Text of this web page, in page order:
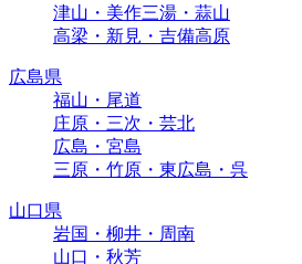
津山・美作三湯・蒜山
高梁・新見・吉備高原
広島県
福山・尾道
庄原・三次・芸北
広島・宮島
三原・竹原・東広島・呉
山口県
岩国・柳井・周南
山口・秋芳